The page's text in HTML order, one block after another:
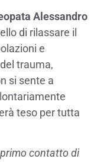
Alessandro
di rilassare il
e
trauma,
si sente a
teso per tutta
primo contatto di